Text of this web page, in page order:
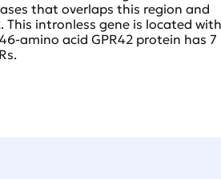
that overlaps this region and
This intronless gene is located
amino acid GPR42 protein has